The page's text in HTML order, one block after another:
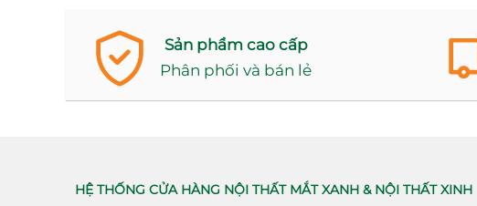
Sản phẩm cao cấp
Phân phối và bán lẻ
HỆ THỐNG CỬA HÀNG NỘI THẤT MẮT XANH & NỘI THẤT XINH